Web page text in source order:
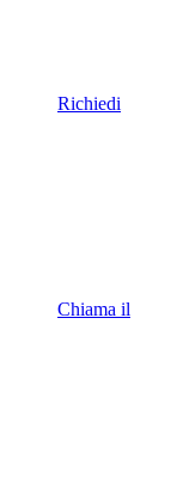
Richiedi
Chiama il